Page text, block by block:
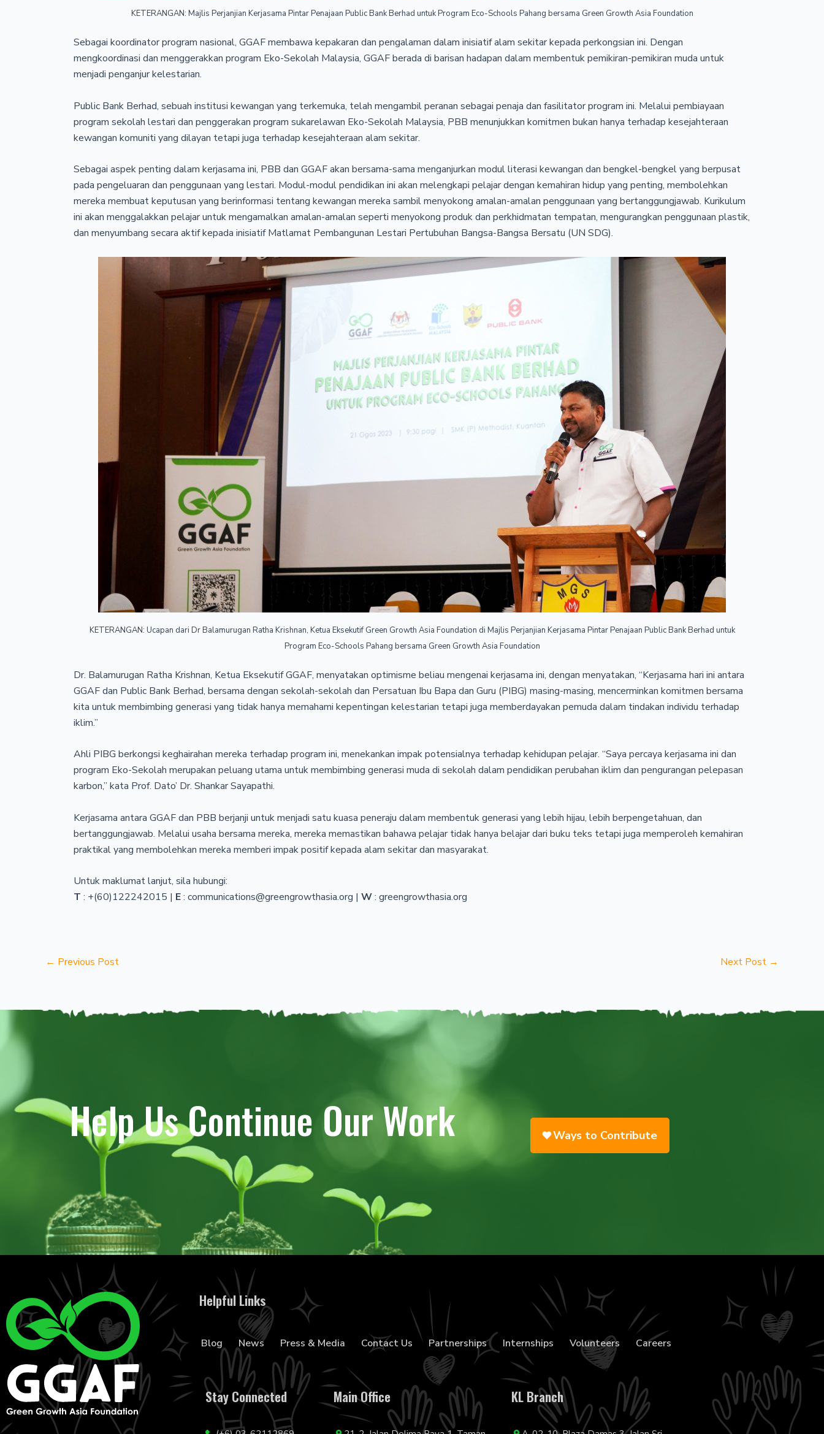
KETERANGAN: Majlis Perjanjian Kerjasama Pintar Penajaan Public Bank Berhad untuk Program Eco-Schools Pahang bersama Green Growth Asia Foundation
Sebagai koordinator program nasional, GGAF membawa kepakaran dan pengalaman dalam inisiatif alam sekitar kepada perkongsian ini. Dengan
mengkoordinasi dan menggerakkan program Eko-Sekolah Malaysia, GGAF berada di barisan hadapan dalam membentuk pemikiran-pemikiran muda untuk
menjadi penganjur kelestarian.
Public Bank Berhad, sebuah institusi kewangan yang terkemuka, telah mengambil peranan sebagai penaja dan fasilitator program ini. Melalui pembiayaan
program sekolah lestari dan penggerakan program sukarelawan Eko-Sekolah Malaysia, PBB menunjukkan komitmen bukan hanya terhadap kesejahteraan
kewangan komuniti yang dilayan tetapi juga terhadap kesejahteraan alam sekitar.
Sebagai aspek penting dalam kerjasama ini, PBB dan GGAF akan bersama-sama menganjurkan modul literasi kewangan dan bengkel-bengkel yang berpusat
pada pengeluaran dan penggunaan yang lestari. Modul-modul pendidikan ini akan melengkapi pelajar dengan kemahiran hidup yang penting, membolehkan
mereka membuat keputusan yang berinformasi tentang kewangan mereka sambil menyokong amalan-amalan penggunaan yang bertanggungjawab. Kurikulum
ini akan menggalakkan pelajar untuk mengamalkan amalan-amalan seperti menyokong produk dan perkhidmatan tempatan, mengurangkan penggunaan plastik,
dan menyumbang secara aktif kepada inisiatif Matlamat Pembangunan Lestari Pertubuhan Bangsa-Bangsa Bersatu (UN SDG).
KETERANGAN: Ucapan dari Dr Balamurugan Ratha Krishnan, Ketua Eksekutif Green Growth Asia Foundation di Majlis Perjanjian Kerjasama Pintar Penajaan Public Bank Berhad untuk
Program Eco-Schools Pahang bersama Green Growth Asia Foundation
Dr. Balamurugan Ratha Krishnan, Ketua Eksekutif GGAF, menyatakan optimisme beliau mengenai kerjasama ini, dengan menyatakan, “Kerjasama hari ini antara
GGAF dan Public Bank Berhad, bersama dengan sekolah-sekolah dan Persatuan Ibu Bapa dan Guru (PIBG) masing-masing, mencerminkan komitmen bersama
kita untuk membimbing generasi yang tidak hanya memahami kepentingan kelestarian tetapi juga memberdayakan pemuda dalam tindakan individu terhadap
iklim.”
Ahli PIBG berkongsi keghairahan mereka terhadap program ini, menekankan impak potensialnya terhadap kehidupan pelajar. “Saya percaya kerjasama ini dan
program Eko-Sekolah merupakan peluang utama untuk membimbing generasi muda di sekolah dalam pendidikan perubahan iklim dan pengurangan pelepasan
karbon,” kata Prof. Dato’ Dr. Shankar Sayapathi.
Kerjasama antara GGAF dan PBB berjanji untuk menjadi satu kuasa peneraju dalam membentuk generasi yang lebih hijau, lebih berpengetahuan, dan
bertanggungjawab. Melalui usaha bersama mereka, mereka memastikan bahawa pelajar tidak hanya belajar dari buku teks tetapi juga memperoleh kemahiran
praktikal yang membolehkan mereka memberi impak positif kepada alam sekitar dan masyarakat.
Untuk maklumat lanjut, sila hubungi:
T : +(60)122242015 | E: communications@greengrowthasia.org | W: greengrowthasia.org
← Previous Post Next Post →
Help Us Continue Our Work Ways to Contribute
Helpful Links
Blog News Press & Media Contact Us Partnerships Internships Volunteers Careers
Stay Connected Main Office KL Branch